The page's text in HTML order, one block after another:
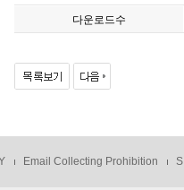
다운로드수
Email Collecting Prohibition